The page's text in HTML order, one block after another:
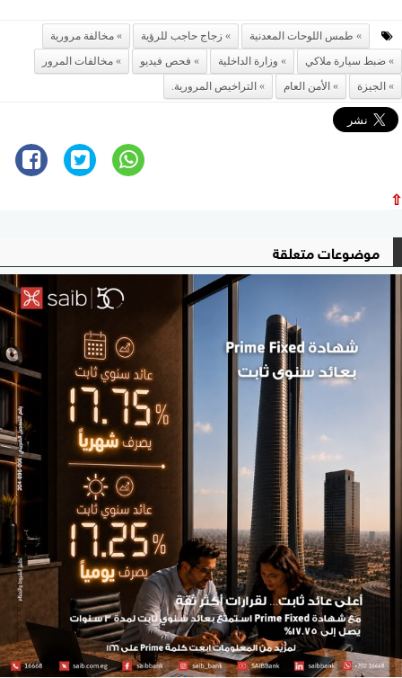
طمس اللوحات المعدنية زجاج حاجب للرؤية
مخالفة مرورية
ضبط سيارة ملاكي
وزارة الداخلية فحص فيديو
مخالفات المرور
الجيزة
الأمن العام التراخيص المرورية.
⇧
موضوعات متعلقة